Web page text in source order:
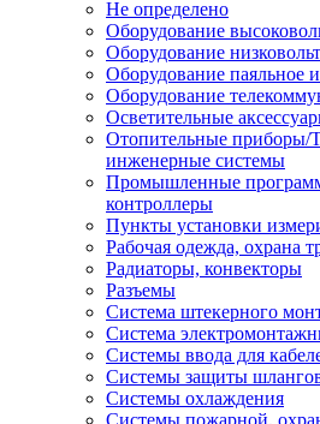
Не определено
Оборудование
Оборудование
Оборудование паяльное
Оборудование
Осветительные
Отопительные приборы/
инженерные системы
Промышленные
контроллеры
Пункты установки
Рабочая одежда, охрана
Радиаторы, конвекторы
Разъемы
Система штекерного
Система
Системы ввода для
Системы защиты
Системы охлаждения
Системы пожарной,